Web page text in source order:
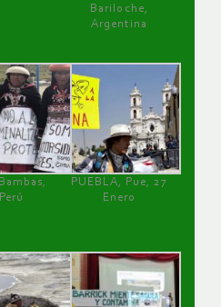
Bariloche,
Argentina
Perú
PUEBLA, Pue, 27
Enero